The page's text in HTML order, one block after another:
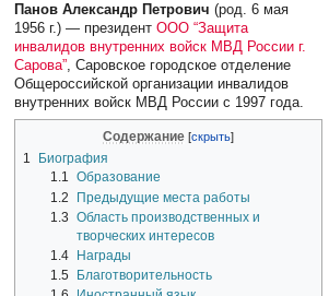
Панов Александр Петрович (род. 6 мая
1956 г.) — президентООО “Защита
инвалидов внутренних войск МВД России г.
Сарова”, Саровское городское отделение
Общероссийской организации инвалидов
внутренних войск МВД России с 1997 года.
Содержание
1
Биография
1.1 Образование
1.2
Предыдущие места работы
1.3 Область производственных и
творческих интересов
1.4
Награды
1.5
Благотворительность